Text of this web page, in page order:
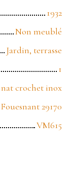
1932
Non meublé
Jardin, terrasse
1
crochet inox
Fouesnant 29170
VM615